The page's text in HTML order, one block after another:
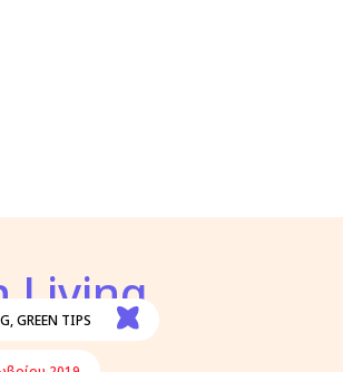
Living
,GREEN TIPS